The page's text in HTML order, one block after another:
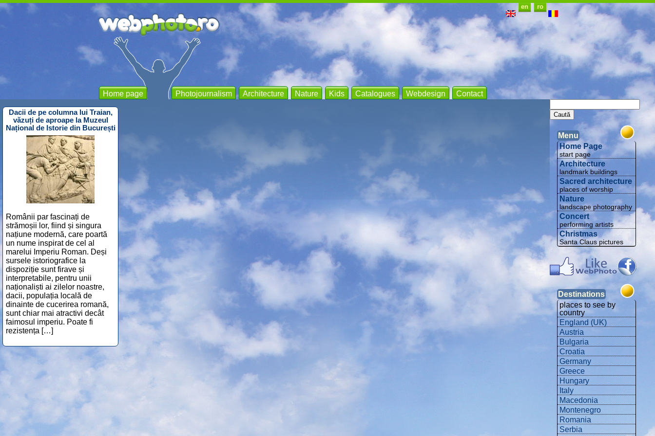
en ro
Home page Photojournalism Architecture Nature Kids Catalogues Webdesign Contact
Dacii de pe columna lui Traian,
văzuți de aproape la Muzeul
Național de Istorie din București
Românii par fascinați de
strămoșii lor, fiind și singura
națiune modernă, care poartă
un nume inspirat de cel al
marelui Imperiu Roman. Deși
sursele istoriografice la
dispoziție sunt firave și
interpretabile, pentru unii
naționaliști ai zilelor noastre,
dacii, populația locală de
dinainte de cucerirea romană,
sunt chiar mai atractivi decât
faimosul imperiu. Poate fi
rezistența […]
Menu
Home Page
start page
Architecture
landmark buildings
Sacred architecture
places of worship
Nature
landscape photography
Concert
performing artists
Christmas
Santa Claus pictures
Destinations
places to see by
country
England (UK)
Austria
Bulgaria
Croatia
Germany
Greece
Hungary
Italy
Macedonia
Montenegro
Romania
Serbia